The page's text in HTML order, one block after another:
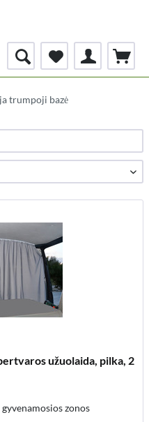
trumpoji bazė
užuolaida, pilka, 2
zonos